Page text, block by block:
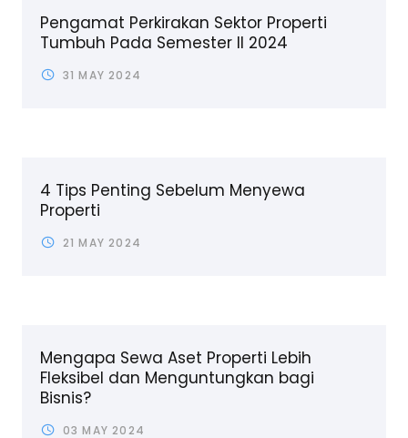
Pengamat Perkirakan Sektor Properti
Tumbuh Pada Semester II 2024
31 MAY 2024
4 Tips Penting Sebelum Menyewa
Properti
21 MAY 2024
Mengapa Sewa Aset Properti Lebih
Fleksibel dan Menguntungkan bagi
Bisnis?
03 MAY 2024